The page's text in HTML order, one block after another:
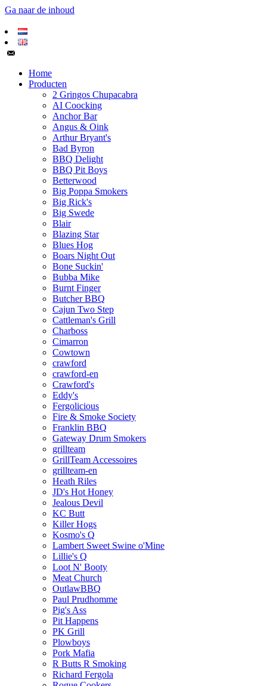
Ga naar de inhoud
Home
Producten
2 Gringos Chupacabra
AI Coocking
Anchor Bar
Angus & Oink
Arthur Bryant's
Bad Byron
BBQ Delight
BBQ Pit Boys
Betterwood
Big Poppa Smokers
Big Rick's
Big Swede
Blair
Blazing Star
Blues Hog
Boars Night Out
Bone Suckin'
Bubba Mike
Burnt Finger
Butcher BBQ
Cajun Two Step
Cattleman's Grill
Charboss
Cimarron
Cowtown
crawford
crawford-en
Crawford's
Eddy's
Fergolicious
Fire & Smoke Society
Franklin BBQ
Gateway Drum Smokers
grillteam
GrillTeam Accessoires
grillteam-en
Heath Riles
JD's Hot Honey
Jealous Devil
KC Butt
Killer Hogs
Kosmo's Q
Lambert Sweet Swine o'Mine
Lillie's Q
Loot N' Booty
Meat Church
OutlawBBQ
Paul Prudhomme
Pig's Ass
Pit Happens
PK Grill
Plowboys
Pork Mafia
R Butts R Smoking
Richard Fergola